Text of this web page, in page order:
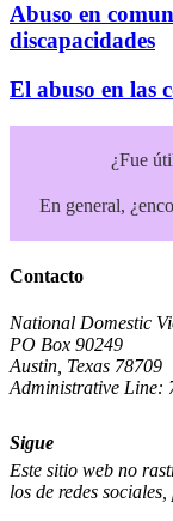
Abuso en
discapacidades
El abuso en las
¿Fue
En general,
Contacto
National Domestic
PO Box 90249
Austin, Texas 78709
Administrative Line:
Sigue
Este sitio web no
los de redes